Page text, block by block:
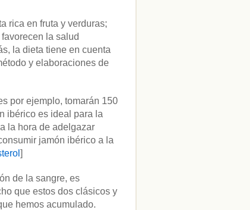
rica en fruta y verduras;
la salud
la dieta tiene en cuenta
y elaboraciones de
por ejemplo, tomarán 150
ibérico es ideal para la
la hora de adelgazar
jamón ibérico a la
]
de la sangre, es
que estos dos clásicos y
hemos acumulado.